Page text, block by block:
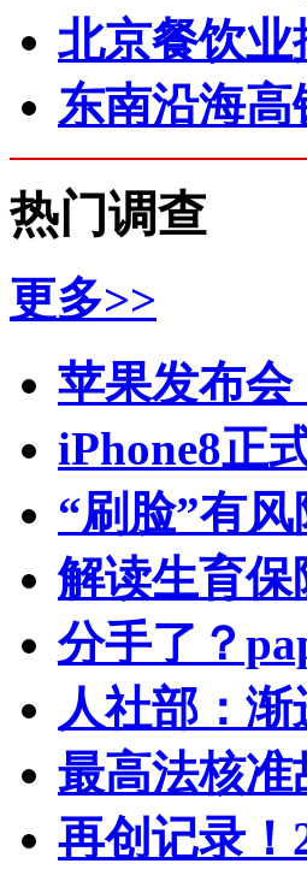
北京餐饮
东南沿海
热门调查
更多>>
苹果发布会
iPhone8正
“刷脸”有
解读生育
分手了？
人社部：
最高法核
再创记录！